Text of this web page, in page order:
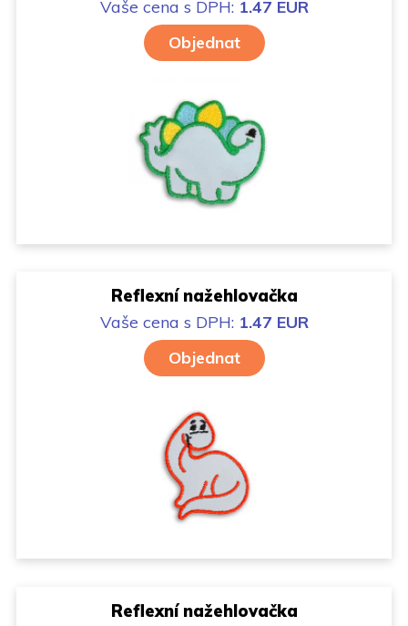
Vaše cena s DPH: 1.47 EUR
Objednat
Reflexní nažehlovačka
Vaše cena s DPH: 1.47 EUR
Objednat
Reflexní nažehlovačka